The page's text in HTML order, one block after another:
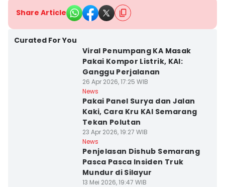
Share Article
Curated For You
Viral Penumpang KA Masak
Pakai Kompor Listrik, KAI:
Ganggu Perjalanan
26 Apr 2026, 17:25 WIB
News
Pakai Panel Surya dan Jalan
Kaki, Cara Kru KAI Semarang
Tekan Polutan
23 Apr 2026, 19:27 WIB
News
Penjelasan Dishub Semarang
Pasca Pasca Insiden Truk
Mundur di Silayur
13 Mei 2026, 19:47 WIB